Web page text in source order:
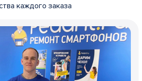
каждого заказа